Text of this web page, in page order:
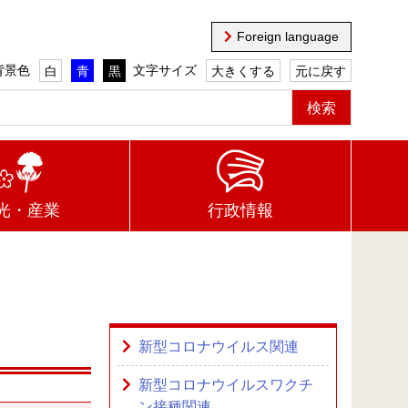
Foreign language
景色 白 青 黒 文字サイズ 大きくする 元に戻す
・産業 行政情報
新型コロナウイルス関連
新型コロナウイルスワクチ